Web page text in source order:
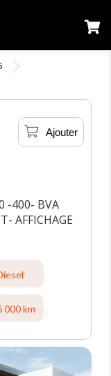
Ajouter
-400- BVA
AFFICHAGE
000 km